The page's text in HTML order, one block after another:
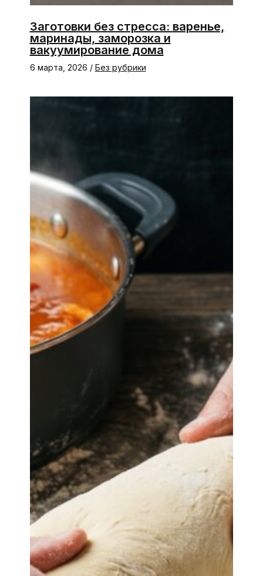
Заготовки без стресса: варенье,
маринады, заморозка и
вакуумирование дома
6 марта, 2026 / Без рубрики